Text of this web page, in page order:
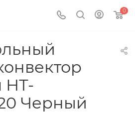
0
НТ-
Черный